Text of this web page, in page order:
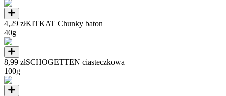
4,29 złKITKAT Chunky baton
40g
8,99 złSCHOGETTEN ciasteczkowa
100g